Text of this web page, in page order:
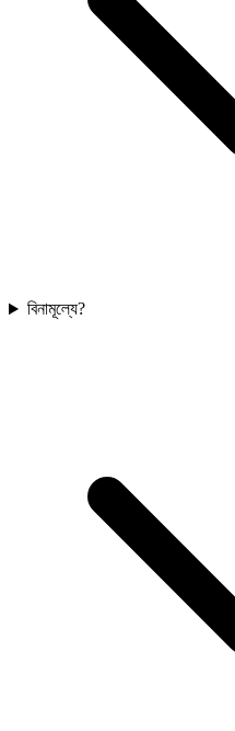
বিনামূল্যে?